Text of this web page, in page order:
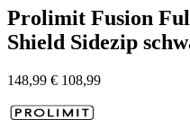
Prolimit Fusion
Shield Sidezip
148,99 € 108,99